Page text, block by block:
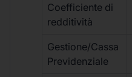
Coefficiente di
redditività
Gestione/Cassa
Previdenziale